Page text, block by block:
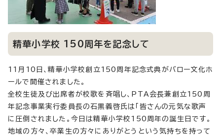
精華小学校 150周年を記念して
11月10日、精華小学校創立150周年記念式典がバロー文化ホ
ールで開催されました。
全校生徒及び出席者が校歌を斉唱し、PTA会長兼創立150周
年記念事業実行委員長の石黒義啓氏は「皆さんの元気な歌声
に圧倒されました。今日は精華小学校150周年の誕生日です。
地域の方々、卒業生の方々にありがとうという気持ちを持って